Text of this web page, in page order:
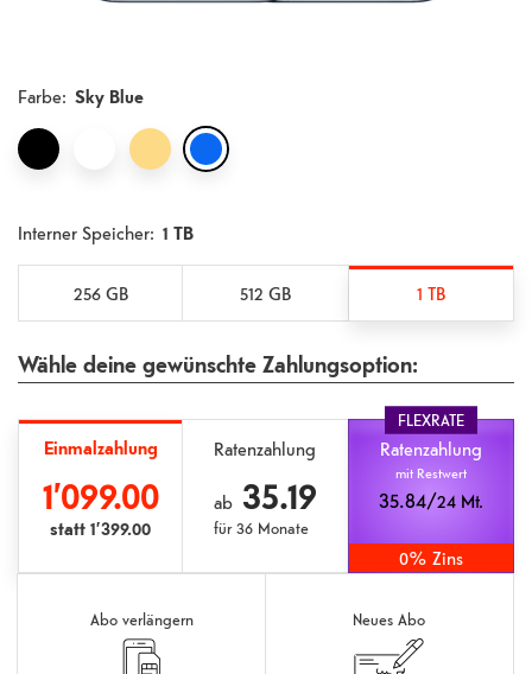
Farbe: Sky Blue
Interner Speicher: 1 TB
256 GB 512 GB 1 TB
Wähle deine gewünschte Zahlungsoption:
Einmalzahlung
1’099.00
statt1’399.00
Ratenzahlung
ab35.19
für36 Monate
FLEXRATE
Ratenzahlung
mit Restwert
35.84/24 Mt.
0% Zins
Abo verlängern Neues Abo